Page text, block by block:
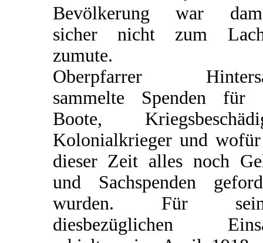
Bevölkerung war
sicher nicht zum
zumute.
Oberpfarrer
sammelte Spenden für
Boote,
Kolonialkrieger und
dieser Zeit alles noch
und Sachspenden
wurden. Für
diesbezüglichen